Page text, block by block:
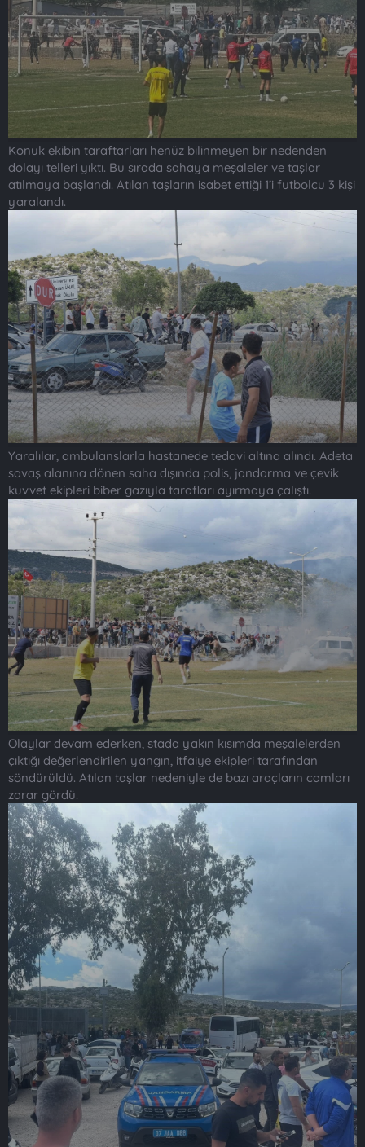
Konuk ekibin taraftarları henüz bilinmeyen bir nedenden
dolayı telleri yıktı. Bu sırada sahaya meşaleler ve taşlar
atılmaya başlandı. Atılan taşların isabet ettiği 1’i futbolcu 3 kişi
yaralandı.
Yaralılar, ambulanslarla hastanede tedavi altına alındı. Adeta
savaş alanına dönen saha dışında polis, jandarma ve çevik
kuvvet ekipleri biber gazıyla tarafları ayırmaya çalıştı.
Olaylar devam ederken, stada yakın kısımda meşalelerden
çıktığı değerlendirilen yangın, itfaiye ekipleri tarafından
söndürüldü. Atılan taşlar nedeniyle de bazı araçların camları
zarar gördü.